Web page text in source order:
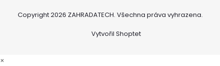
Vytvořil Shoptet
Copyright 2026 ZAHRADATECH. Všechna práva vyhrazena.
×